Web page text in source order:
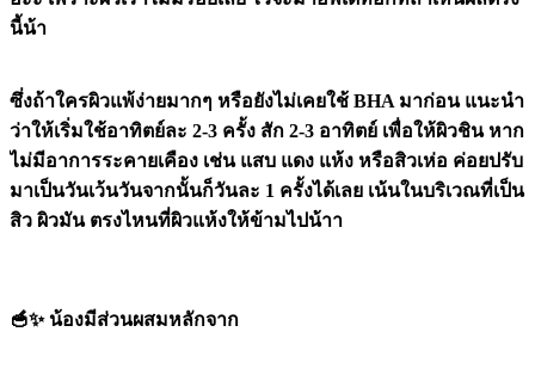
นี้น้า
ซึ่งถ้าใครผิวแพ้ง่ายมากๆ หรือยังไม่เคยใช้ BHA มาก่อน แนะนำ
ว่าให้เริ่มใช้อาทิตย์ละ 2-3 ครั้ง สัก 2-3 อาทิตย์ เพื่อให้ผิวชิน หาก
ไม่มีอาการระคายเคือง เช่น แสบ แดง แห้ง หรือสิวเห่อ ค่อยปรับ
มาเป็นวันเว้นวันจากนั้นก็วันละ 1 ครั้งได้เลย เน้นในบริเวณที่เป็น
สิว ผิวมัน ตรงไหนที่ผิวแห้งให้ข้ามไปน้าา
🥣✨ น้องมีส่วนผสมหลักจาก